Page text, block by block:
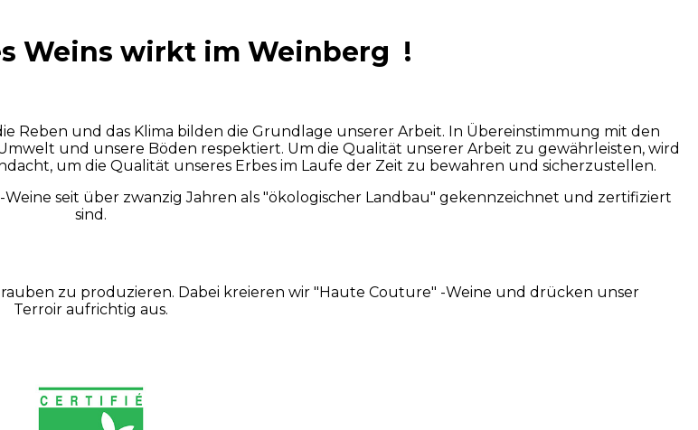
Weins wirkt im Weinberg !
Reben und das Klima bilden die Grundlage unserer Arbeit. In Übereinstimmung mit den
und unsere Böden respektiert. Um die Qualität unserer Arbeit zu gewährleisten, wird
um die Qualität unseres Erbes im Laufe der Zeit zu bewahren und sicherzustellen.
seit über zwanzig Jahren als "ökologischer Landbau" gekennzeichnet und zertifiziert
sind.
zu produzieren. Dabei kreieren wir "Haute Couture" -Weine und drücken unser
Terroir aufrichtig aus.